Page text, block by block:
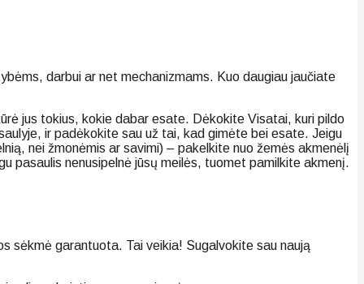
darbui ar net mechanizmams. Kuo daugiau jaučiate
jus tokius, kokie dabar esate. Dėkokite Visatai, kuri pildo
ir padėkokite sau už tai, kad gimėte bei esate. Jeigu
nei žmonėmis ar savimi) – pakelkite nuo žemės akmenėlį
pasaulis nenusipelnė jūsų meilės, tuomet pamilkite akmenį.
sėkmė garantuota. Tai veikia! Sugalvokite sau naują